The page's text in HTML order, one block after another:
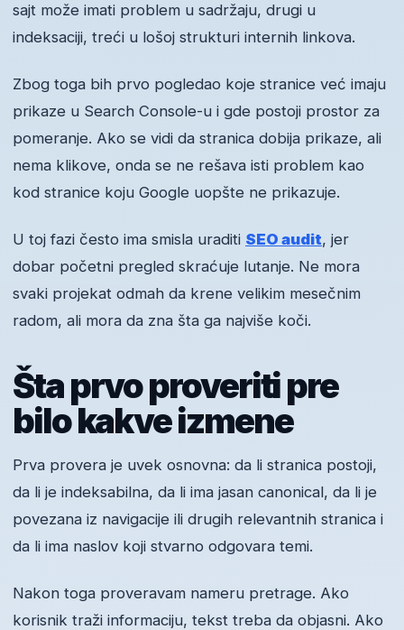
sajt može imati problem u sadržaju, drugi u
indeksaciji, treći u lošoj strukturi internih linkova.
Zbog toga bih prvo pogledao koje stranice već imaju
prikaze u Search Console-u i gde postoji prostor za
pomeranje. Ako se vidi da stranica dobija prikaze, ali
nema klikove, onda se ne rešava isti problem kao
kod stranice koju Google uopšte ne prikazuje.
U toj fazi često ima smisla uraditi SEO audit, jer
dobar početni pregled skraćuje lutanje. Ne mora
svaki projekat odmah da krene velikim mesečnim
radom, ali mora da zna šta ga najviše koči.
Šta prvo proveriti pre
bilo kakve izmene
Prva provera je uvek osnovna: da li stranica postoji,
da li je indeksabilna, da li ima jasan canonical, da li je
povezana iz navigacije ili drugih relevantnih stranica i
da li ima naslov koji stvarno odgovara temi.
Nakon toga proveravam nameru pretrage. Ako
korisnik traži informaciju, tekst treba da objasni. Ako